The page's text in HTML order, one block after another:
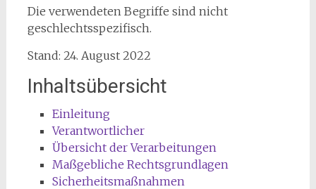
Die verwendeten Begriffe sind nicht
geschlechtsspezifisch.
Stand: 24. August 2022
Inhaltsübersicht
Einleitung
Verantwortlicher
Übersicht der Verarbeitungen
Maßgebliche Rechtsgrundlagen
Sicherheitsmaßnahmen